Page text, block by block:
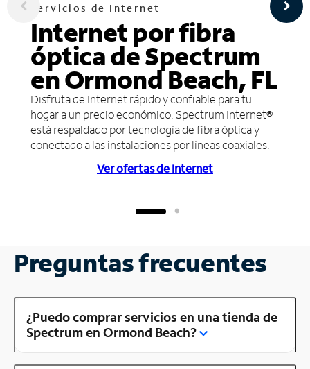
Servicios de Internet
Internet por fibra
óptica de Spectrum
en Ormond Beach, FL
Disfruta de Internet rápido y confiable para tu
hogar a un precio económico. Spectrum Internet®
está respaldado por tecnología de fibra óptica y
conectado a las instalaciones por líneas coaxiales.
Ver ofertas de Internet
Preguntas frecuentes
¿Puedo comprar servicios en una tienda de
Spectrum en Ormond Beach?